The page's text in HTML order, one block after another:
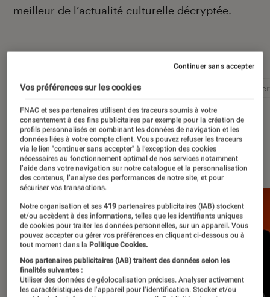
meilleur de l’actualité culturelle décryptée.
Autour de ce sujet
Littérature Film Roman
À la une
Vos préférences sur les cookies
FNAC et ses partenaires utilisent des traceurs soumis à votre
consentement à des fins publicitaires par exemple pour la création de
profils personnalisés en combinant les données de navigation et les
données liées à votre compte client. Vous pouvez refuser les traceurs
via le lien "continuer sans accepter" à l’exception des cookies
nécessaires au fonctionnement optimal de nos services notamment
l’aide dans votre navigation sur notre catalogue et la personnalisation
des contenus, l’analyse des performances de notre site, et pour
sécuriser vos transactions.
Notre organisation et ses419 partenaires publicitaires (IAB) stockent
et/ou accèdent à des informations, telles que les identifiants uniques
de cookies pour traiter les données personnelles, sur un appareil. Vous
pouvez accepter ou gérer vos préférences en cliquant ci-dessous ou à
tout moment dans la Politique Cookies.
Nos partenaires publicitaires (IAB) traitent des données selon les
finalités suivantes :
Utiliser des données de géolocalisation précises. Analyser activement
les caractéristiques de l’appareil pour l’identification. Stocker et/ou
Continuer sans accepter